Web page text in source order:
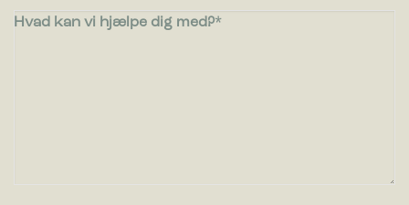
Hvad kan vi hjælpe dig med?